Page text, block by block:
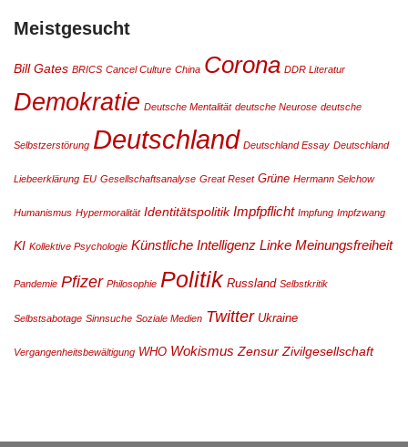
Meistgesucht
Bill Gates BRICS Cancel Culture China Corona DDR Literatur
Demokratie Deutsche Mentalität deutsche Neurose deutsche
Selbstzerstörung Deutschland Deutschland Essay Deutschland
Liebeerklärung EU Gesellschaftsanalyse Great Reset Grüne Hermann Selchow
Humanismus Hypermoralität Identitätspolitik Impfpflicht Impfung Impfzwang
KI Kollektive Psychologie Künstliche Intelligenz Linke Meinungsfreiheit
Pandemie Pfizer Philosophie Politik Russland Selbstkritik
Selbstsabotage Sinnsuche Soziale Medien Twitter Ukraine
Vergangenheitsbewältigung WHO Wokismus Zensur Zivilgesellschaft